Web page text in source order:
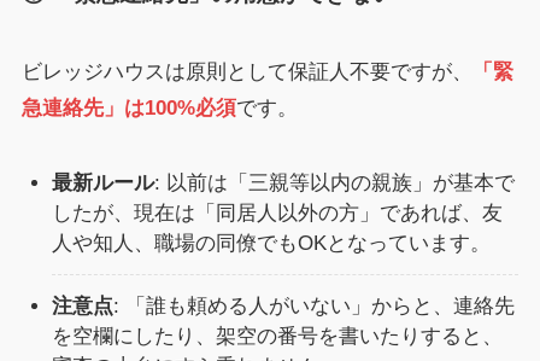
ビレッジハウスは原則として保証人不要ですが、
「緊
急連絡先」は100%必須です。
最新ルール: 以前は「三親等以内の親族」が基本で
したが、現在は「同居人以外の方」であれば、友
人や知人、職場の同僚でもOKとなっています。
注意点: 「誰も頼める人がいない」からと、連絡先
を空欄にしたり、架空の番号を書いたりすると、